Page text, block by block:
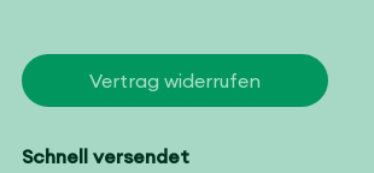
Vertrag widerrufen
Schnell versendet